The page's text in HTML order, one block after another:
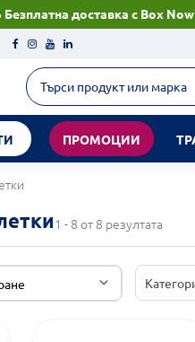
Безплатна доставка с Box Now
ПРОМОЦИИ
1 - 8 от 8 резултата